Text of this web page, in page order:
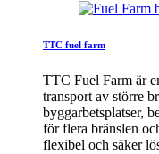
TTC fuel farm
TTC Fuel Farm är
transport av större
byggarbetsplatser,
för flera bränslen
flexibel och säker